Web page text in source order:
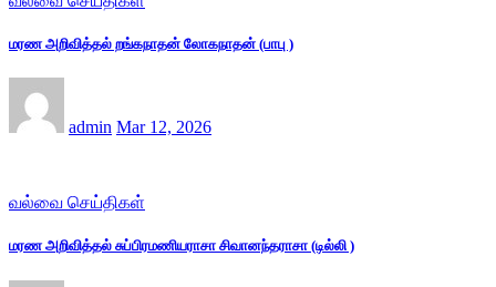
மரண அறிவித்தல் றங்கநாதன் லோகநாதன் (பாபு )
admin Mar 12, 2026
வல்வை செய்திகள்
மரண அறிவித்தல் சுப்பிரமணியராசா சிவானந்தராசா (டில்லி )